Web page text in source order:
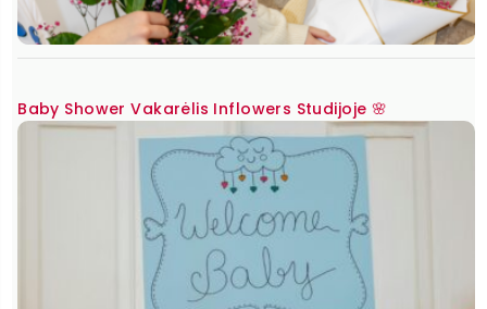
Baby Shower Vakarėlis Inflowers Studijoje 🌸